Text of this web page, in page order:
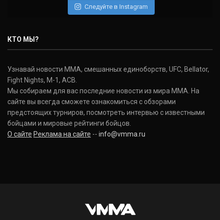
Donald Cerrone
(36-15-0, 1)
Исраэль Адесанья
Israel Adesanya
(19-0-0, 0)
Следуйте в Instagram
КТО МЫ?
Узнавай новости ММА, смешанных единоборств, UFC, Bellator,
Fight Nights, M-1, ACB.
Мы собираем для вас последние новости из мира ММА. На
сайте вы всегда сможете ознакомиться с обзорами
предстоящих турниров, посмотреть интервью с известными
бойцами и мировые рейтинги бойцов.
О сайте Реклама на сайте -- info@vmma.ru